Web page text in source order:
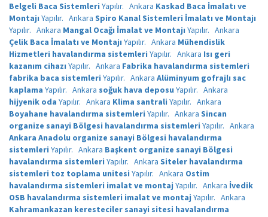
Belgeli Baca Sistemleri Yapılır. Ankara Kaskad Baca İmalatı ve
Montajı Yapılır. Ankara Spiro Kanal Sistemleri İmalatı ve Montajı
Yapılır. Ankara Mangal Ocağı İmalat ve Montajı Yapılır. Ankara
Çelik Baca İmalatı ve Montajı Yapılır. Ankara Mühendislik
Hizmetleri havalandırma sistemleri Yapılır. Ankara Isı geri
kazanım cihazı Yapılır. Ankara Fabrika havalandırma sistemleri
fabrika baca sistemleri Yapılır. Ankara Alüminyum gofrajlı sac
kaplama Yapılır. Ankara soğuk hava deposu Yapılır. Ankara
hijyenik oda Yapılır. Ankara Klima santrali Yapılır. Ankara
Boyahane havalandırma sistemleri Yapılır. Ankara Sincan
organize sanayi Bölgesi havalandırma sistemleri Yapılır. Ankara
Ankara Anadolu organize sanayi Bölgesi havalandırma
sistemleri Yapılır. Ankara Başkent organize sanayi Bölgesi
havalandırma sistemleri Yapılır. Ankara Siteler havalandırma
sistemleri toz toplama unitesi Yapılır. Ankara Ostim
havalandırma sistemleri imalat ve montaj Yapılır. Ankara İvedik
OSB havalandırma sistemleri imalat ve montaj Yapılır. Ankara
Kahramankazan keresteciler sanayi sitesi havalandırma